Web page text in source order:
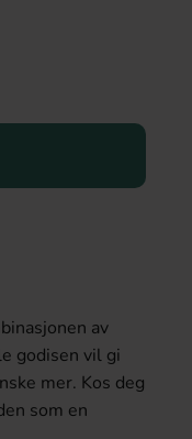
Köp
av
godisen vil gi
mer. Kos deg
som en